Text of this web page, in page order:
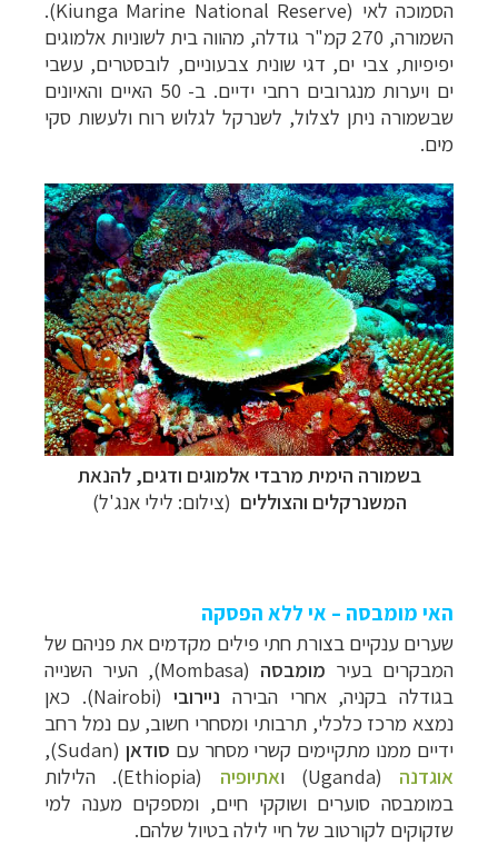
הסמוכה לאי (Kiunga Marine National Reserve
).
השמורה, 270 קמ"ר גודלה, מהווה בית
לשוניות אלמוגים
יפיפיות, צבי ים, דגי שונית צבעוניים, לובסטרים, עשבי
ים ויערות מנגרובים רחבי ידיים. ב- 50 האיים והאיונים
שבשמורה ניתן לצלול, לשנרקל לגלוש רוח ולעשות סקי
מים.
בשמורה הימית מרבדי אלמוגים ודגים, להנאת
המשנרקלים והצוללים (צילום: לילי אנג'ל)
האי מומבסה – אי ללא הפסקה
שערים ענקיים בצורת חתי פילים מקדמים את פניהם של
המבקרים בעיר מומבסה (
Mombasa), העיר השנייה
בגודלה בקניה, אחרי הבירהניירובי(
Nairobi). כאן
נמצא מרכז כלכלי, תרבותי ומסחרי חשוב, עם נמל רחב
ידיים ממנו מתקיימים קשרי מסחר עם סודאן (
Sudan
),
אוגדנה (
Uganda) ואתיופיה (
Ethiopia). הלילות
במומבסה סוערים ושוקקי חיים, ומספקים מענה למי
שזקוקים לקורטוב של חיי לילה בטיול שלהם.